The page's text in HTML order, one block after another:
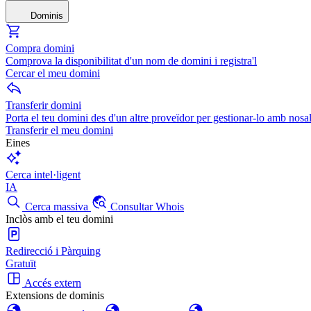
Dominis
Compra domini
Comprova la disponibilitat d'un nom de domini i registra'l
Cercar el meu domini
Transferir domini
Porta el teu domini des d'un altre proveïdor per gestionar-lo amb
Transferir el meu domini
Eines
Cerca intel·ligent
IA
Cerca massiva
Consultar Whois
Inclòs amb el teu domini
Redirecció i Pàrquing
Gratuït
Accés extern
Extensions de dominis